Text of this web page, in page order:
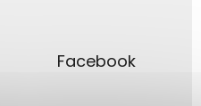
Facebook